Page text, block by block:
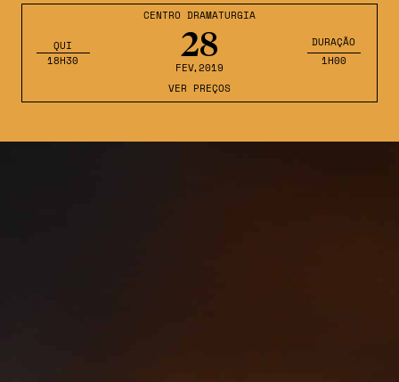
CENTRO DRAMATURGIA
28
FEV,2019
QUI
18H30
DURAÇÃO
1H00
VER PREÇOS